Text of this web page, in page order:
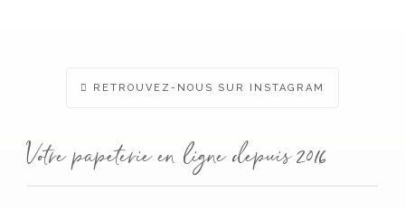
RETROUVEZ-NOUS SUR INSTAGRAM
Votre papeterie en ligne depuis 2016